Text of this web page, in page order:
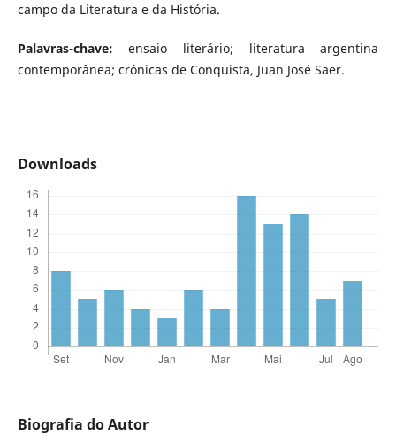
campo da Literatura e da História.
Palavras-chave: ensaio literário; literatura argentina
contemporânea; crônicas de Conquista, Juan José Saer.
Downloads
Biografia do Autor